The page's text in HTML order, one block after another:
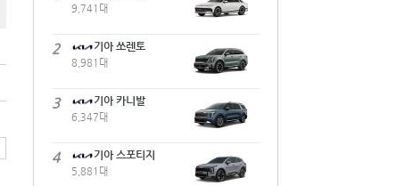
9,741대
2 기아 쏘렌토
8,981대
3 기아 카니발
6,347대
4 기아 스포티지
5,881대